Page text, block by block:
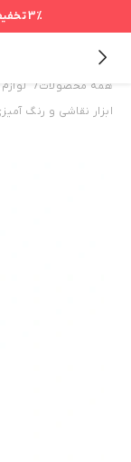
3%
همه محصولات/
ابزار نقاشی و رنگ